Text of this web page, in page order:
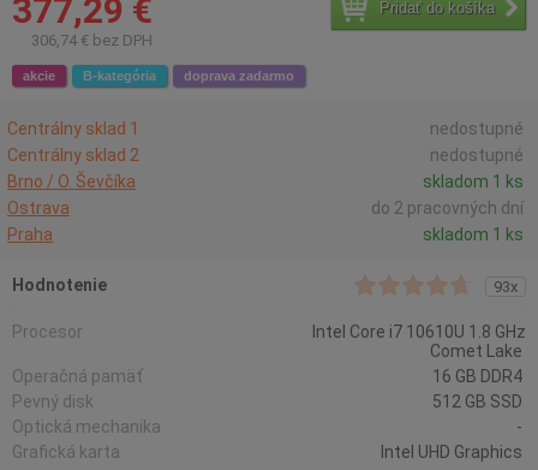
377,29 €
306,74 € bez DPH
Pridať do košíka
akcie B-kategória doprava zadarmo
Centrálny sklad 1
nedostupné
Centrálny sklad 2
nedostupné
Brno / O. Ševčíka
skladom 1 ks
Ostrava
do 2 pracovných dní
Praha
skladom 1 ks
Hodnotenie 93x
Procesor
Intel Core i7 10610U 1.8 GHz
Comet Lake
Operačná pamäť
16 GB DDR4
Pevný disk
512 GB SSD
Optická mechanika
-
Grafická karta
Intel UHD Graphics